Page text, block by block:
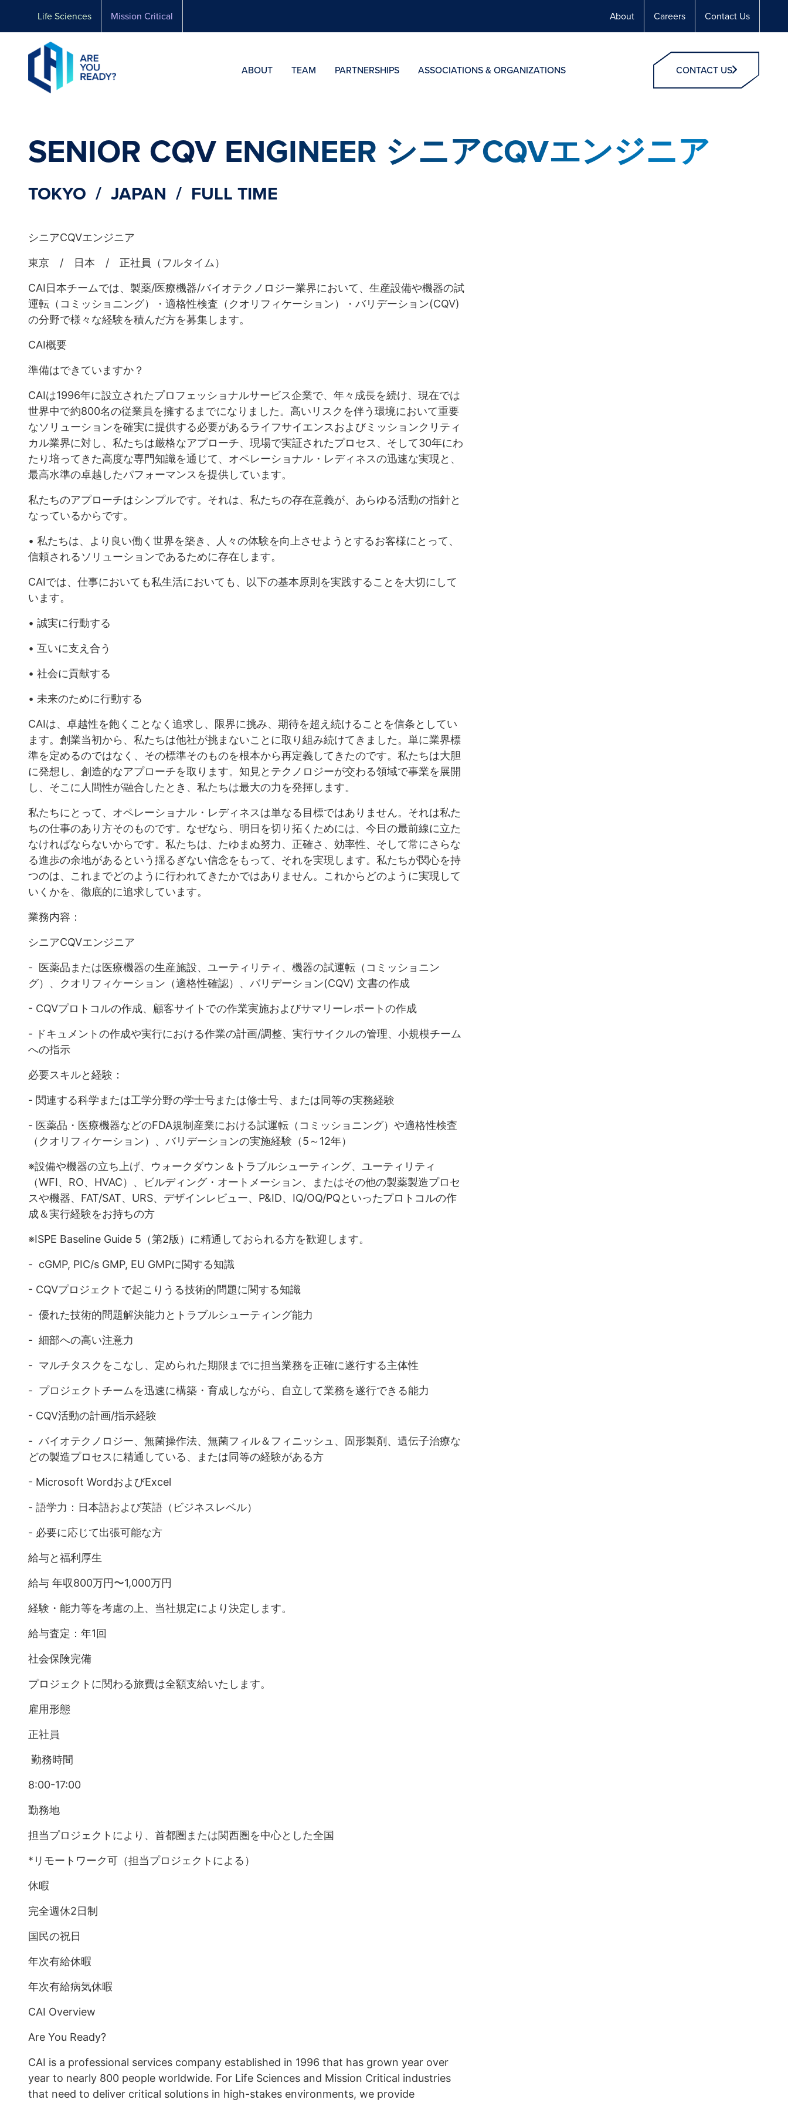
Life Sciences Mission Critical About Careers Contact Us
ABOUT TEAM PARTNERSHIPS ASSOCIATIONS & ORGANIZATIONS CONTACT US
SENIOR CQV ENGINEER シニアCQVエンジニア
TOKYO / JAPAN / FULL TIME
シニアCQVエンジニア
東京 / 日本 / 正社員（フルタイム）
CAI日本チームでは、製薬/医療機器/バイオテクノロジー業界において、生産設備や機器の試
運転（コミッショニング）・適格性検査（クオリフィケーション）・バリデーション(CQV)
の分野で様々な経験を積んだ方を募集します。
CAI概要
準備はできていますか？
CAIは1996年に設立されたプロフェッショナルサービス企業で、年々成長を続け、現在では
世界中で約800名の従業員を擁するまでになりました。高いリスクを伴う環境において重要
なソリューションを確実に提供する必要があるライフサイエンスおよびミッションクリティ
カル業界に対し、私たちは厳格なアプローチ、現場で実証されたプロセス、そして30年にわ
たり培ってきた高度な専門知識を通じて、オペレーショナル・レディネスの迅速な実現と、
最高水準の卓越したパフォーマンスを提供しています。
私たちのアプローチはシンプルです。それは、私たちの存在意義が、あらゆる活動の指針と
なっているからです。
• 私たちは、より良い働く世界を築き、人々の体験を向上させようとするお客様にとって、
信頼されるソリューションであるために存在します。
CAIでは、仕事においても私生活においても、以下の基本原則を実践することを大切にして
います。
• 誠実に行動する
• 互いに支え合う
• 社会に貢献する
• 未来のために行動する
CAIは、卓越性を飽くことなく追求し、限界に挑み、期待を超え続けることを信条としてい
ます。創業当初から、私たちは他社が挑まないことに取り組み続けてきました。単に業界標
準を定めるのではなく、その標準そのものを根本から再定義してきたのです。私たちは大胆
に発想し、創造的なアプローチを取ります。知見とテクノロジーが交わる領域で事業を展開
し、そこに人間性が融合したとき、私たちは最大の力を発揮します。
私たちにとって、オペレーショナル・レディネスは単なる目標ではありません。それは私た
ちの仕事のあり方そのものです。なぜなら、明日を切り拓くためには、今日の最前線に立た
なければならないからです。私たちは、たゆまぬ努力、正確さ、効率性、そして常にさらな
る進歩の余地があるという揺るぎない信念をもって、それを実現します。私たちが関心を持
つのは、これまでどのように行われてきたかではありません。これからどのように実現して
いくかを、徹底的に追求しています。
業務内容：
シニアCQVエンジニア
- 医薬品または医療機器の生産施設、ユーティリティ、機器の試運転（コミッショニン
グ）、クオリフィケーション（適格性確認）、バリデーション(CQV) 文書の作成
- CQVプロトコルの作成、顧客サイトでの作業実施およびサマリーレポートの作成
- ドキュメントの作成や実行における作業の計画/調整、実行サイクルの管理、小規模チーム
への指示
必要スキルと経験：
- 関連する科学または工学分野の学士号または修士号、または同等の実務経験
- 医薬品・医療機器などのFDA規制産業における試運転（コミッショニング）や適格性検査
（クオリフィケーション）、バリデーションの実施経験（5～12年）
※設備や機器の立ち上げ、ウォークダウン＆トラブルシューティング、ユーティリティ
（WFI、RO、HVAC）、ビルディング・オートメーション、またはその他の製薬製造プロセ
スや機器、FAT/SAT、URS、デザインレビュー、P&ID、IQ/OQ/PQといったプロトコルの作
成＆実行経験をお持ちの方
※ISPE Baseline Guide 5（第2版）に精通しておられる方を歓迎します。
- cGMP, PIC/s GMP, EU GMPに関する知識
- CQVプロジェクトで起こりうる技術的問題に関する知識
- 優れた技術的問題解決能力とトラブルシューティング能力
- 細部への高い注意力
- マルチタスクをこなし、定められた期限までに担当業務を正確に遂行する主体性
- プロジェクトチームを迅速に構築・育成しながら、自立して業務を遂行できる能力
- CQV活動の計画/指示経験
- バイオテクノロジー、無菌操作法、無菌フィル＆フィニッシュ、固形製剤、遺伝子治療な
どの製造プロセスに精通している、または同等の経験がある方
- Microsoft WordおよびExcel
- 語学力：日本語および英語（ビジネスレベル）
- 必要に応じて出張可能な方
給与と福利厚生
給与 年収800万円〜1,000万円
経験・能力等を考慮の上、当社規定により決定します。
給与査定：年1回
社会保険完備
プロジェクトに関わる旅費は全額支給いたします。
雇用形態
正社員
勤務時間
8:00-17:00
勤務地
担当プロジェクトにより、首都圏または関西圏を中心とした全国
*リモートワーク可（担当プロジェクトによる）
休暇
完全週休2日制
国民の祝日
年次有給休暇
年次有給病気休暇
CAI Overview
Are You Ready?
CAI is a professional services company established in 1996 that has grown year over
year to nearly 800 people worldwide. For Life Sciences and Mission Critical industries
that need to deliver critical solutions in high-stakes environments, we provide